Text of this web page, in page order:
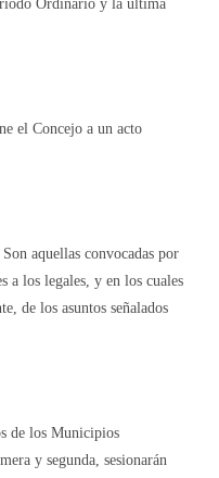
Ordinario y la última
el Concejo a un acto
Son aquellas convocadas por
a los legales, y en los cuales
de los asuntos señalados
de los Municipios
y segunda, sesionarán